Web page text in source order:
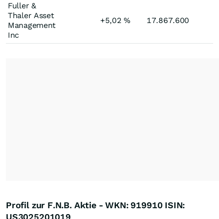
Fuller &
Thaler Asset
Management
Inc
+5,02% 17.867.600
Profil zur F.N.B. Aktie - WKN: 919910 ISIN:
US3025201019